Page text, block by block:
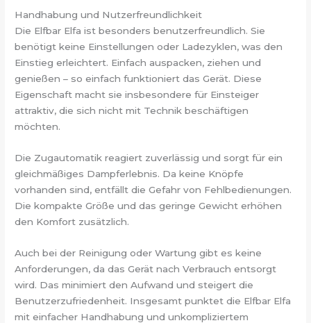
Handhabung und Nutzerfreundlichkeit
Die Elfbar Elfa ist besonders benutzerfreundlich. Sie
benötigt keine Einstellungen oder Ladezyklen, was den
Einstieg erleichtert. Einfach auspacken, ziehen und
genießen – so einfach funktioniert das Gerät. Diese
Eigenschaft macht sie insbesondere für Einsteiger
attraktiv, die sich nicht mit Technik beschäftigen
möchten.
Die Zugautomatik reagiert zuverlässig und sorgt für ein
gleichmäßiges Dampferlebnis. Da keine Knöpfe
vorhanden sind, entfällt die Gefahr von Fehlbedienungen.
Die kompakte Größe und das geringe Gewicht erhöhen
den Komfort zusätzlich.
Auch bei der Reinigung oder Wartung gibt es keine
Anforderungen, da das Gerät nach Verbrauch entsorgt
wird. Das minimiert den Aufwand und steigert die
Benutzerzufriedenheit. Insgesamt punktet die Elfbar Elfa
mit einfacher Handhabung und unkompliziertem